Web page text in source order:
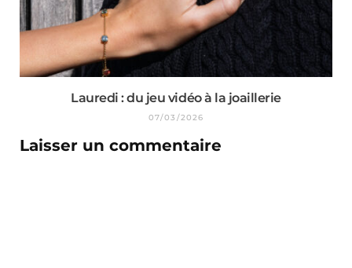
Lauredi : du jeu vidéo à la joaillerie
07/03/2026
Laisser un commentaire